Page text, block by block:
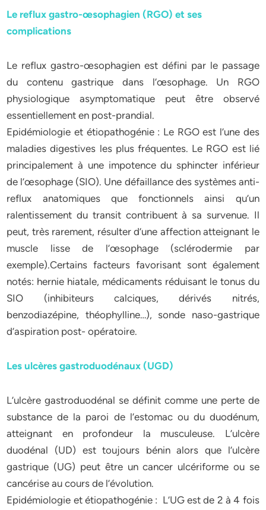
Le reflux gastro-œsophagien (RGO) et ses
complications
Le reflux gastro-œsophagien est défini par le passage
du contenu gastrique dans l’œsophage. Un RGO
physiologique asymptomatique peut être observé
essentiellement en post-prandial.
Epidémiologie et étiopathogénie : Le RGO est l’une des
maladies digestives les plus fréquentes. Le RGO est lié
principalement à une impotence du sphincter inférieur
de l’œsophage (SIO). Une défaillance des systèmes anti-
reflux anatomiques que fonctionnels ainsi qu’un
ralentissement du transit contribuent à sa survenue. Il
peut, très rarement, résulter d’une affection atteignant le
muscle lisse de l’œsophage (sclérodermie par
exemple).Certains facteurs favorisant sont également
notés: hernie hiatale, médicaments réduisant le tonus du
SIO (inhibiteurs calciques, dérivés nitrés,
benzodiazépine, théophylline…), sonde naso-gastrique
d’aspiration post- opératoire.
Les ulcères gastroduodénaux (UGD)
L’ulcère gastroduodénal se définit comme une perte de
substance de la paroi de l’estomac ou du duodénum,
atteignant en profondeur la musculeuse. L’ulcère
duodénal (UD) est toujours bénin alors que l’ulcère
gastrique (UG) peut être un cancer ulcériforme ou se
cancérise au cours de l’évolution.
Epidémiologie et étiopathogénie : L’UG est de 2 à 4 fois